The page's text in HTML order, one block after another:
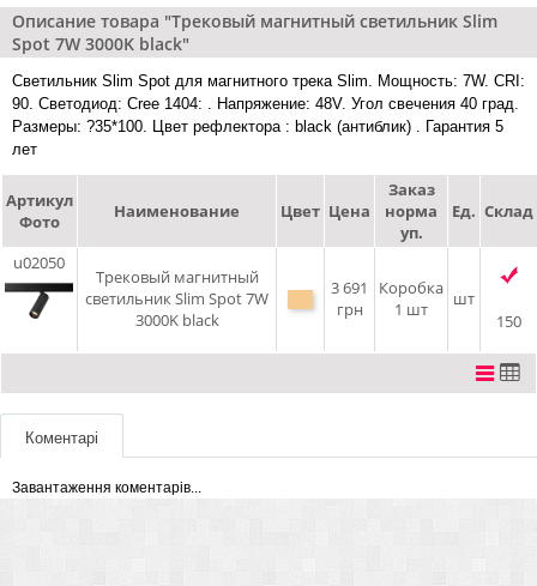
Описание товара "Трековый магнитный светильник Slim
Spot 7W 3000K black"
Светильник Slim Spot для магнитного трека Slim. Мощность: 7W. CRI:
90. Светодиод: Cree 1404: . Напряжение: 48V. Угол свечения 40 град.
Размеры: ?35*100. Цвет рефлектора : black (антиблик) . Гарантия 5
лет
Артикул
Фото
Наименование Цвет Цена
Заказ
норма
уп.
Ед. Склад
u02050
Трековый магнитный
светильник Slim Spot 7W
3000K black
3 691
грн
Коробка
1 шт
шт
150
Коментарі
Завантаження коментарів...